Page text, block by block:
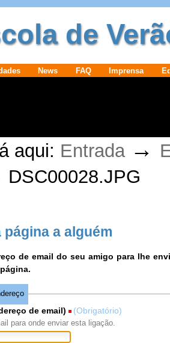
de
News FAQ Imprensa
aqui: Entrada →
DSC00028.JPG
página a alguém
de email do seu amigo para lhe
de email) (Obrigatório)
para onde enviar esta ligação.